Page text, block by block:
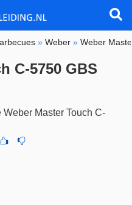
»Weber »Weber
C-5750 GBS
Master Touch C-